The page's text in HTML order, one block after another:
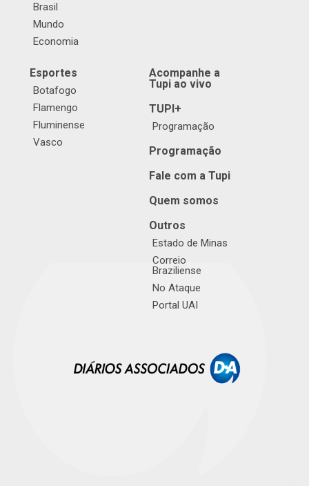
Brasil
Mundo
Economia
Esportes
Botafogo
Flamengo
Fluminense
Vasco
Acompanhe a
Tupi ao vivo
TUPI+
Programação
Programação
Fale com a Tupi
Quem somos
Outros
Estado de Minas
Correio
Braziliense
No Ataque
Portal UAI